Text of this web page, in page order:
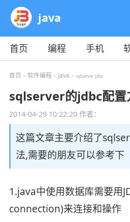
java
首页 编程 手机
教程
平面 服务器
首页 > 软件编程 > java> sqlserver jdbc
sqlserver的jdbc配置
2014-04-29 10:22:20作者：
这篇文章主要介绍了
法,需要的朋友可以参考下
1.java中使用数据库需要用
connection)来连接和操作